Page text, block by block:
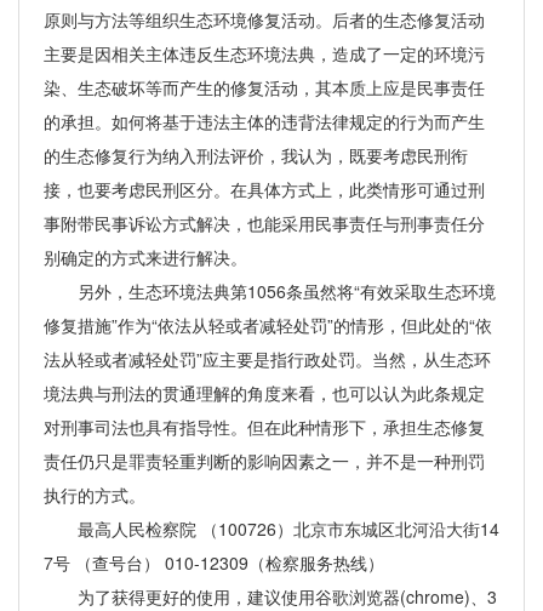
原则与方法等组织生态环境修复活动。后者的生态修复活动
主要是因相关主体违反生态环境法典，造成了一定的环境污
染、生态破坏等而产生的修复活动，其本质上应是民事责任
的承担。如何将基于违法主体的违背法律规定的行为而产生
的生态修复行为纳入刑法评价，我认为，既要考虑民刑衔
接，也要考虑民刑区分。在具体方式上，此类情形可通过刑
事附带民事诉讼方式解决，也能采用民事责任与刑事责任分
别确定的方式来进行解决。
另外，生态环境法典第1056条虽然将“有效采取生态环境
修复措施”作为“依法从轻或者减轻处罚”的情形，但此处的“依
法从轻或者减轻处罚”应主要是指行政处罚。当然，从生态环
境法典与刑法的贯通理解的角度来看，也可以认为此条规定
对刑事司法也具有指导性。但在此种情形下，承担生态修复
责任仍只是罪责轻重判断的影响因素之一，并不是一种刑罚
执行的方式。
最高人民检察院 （100726）北京市东城区北河沿大街14
7号 （查号台） 010-12309（检察服务热线）
为了获得更好的使用，建议使用谷歌浏览器(chrome)、3